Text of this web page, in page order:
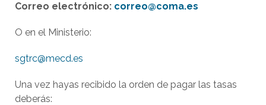
Correo electrónico: correo@coma.es
O en el Ministerio:
sgtrc@mecd.es
Una vez hayas recibido la orden de pagar las tasas
deberás: